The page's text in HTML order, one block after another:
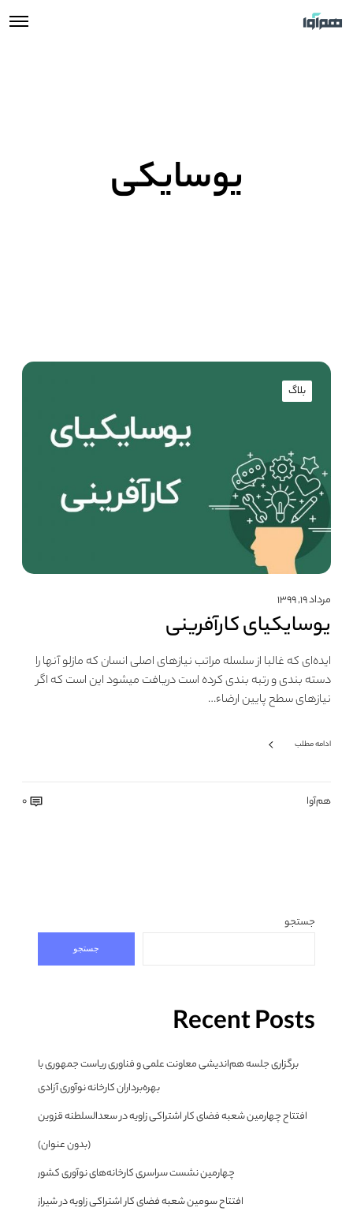
یوسایکی
بلاگ
مرداد ۱۹, ۱۳۹۹
یوسایکیای کارآفرینی
ایده‌ای که غالبا از سلسله مراتب نیازهای اصلی انسان که مازلو آنها را
دسته بندی و رتبه بندی کرده است دریافت میشود این است که اگر
نیازهای سطح پایین ارضاء…
ادامه مطلب
هم‌آوا 0
جستجو
جستجو
Recent Posts
برگزاری جلسه هم‌اندیشی معاونت علمی و فناوری ریاست جمهوری با
بهره‌برداران کارخانه نوآوری آزادی
افتتاح چهارمین شعبه فضای کار اشتراکی زاویه در سعدالسلطنه قزوین
(بدون عنوان)
چهارمین نشست سراسری کارخانه‌های نوآوری کشور
افتتاح سومین شعبه فضای کار اشتراکی زاویه در شیراز